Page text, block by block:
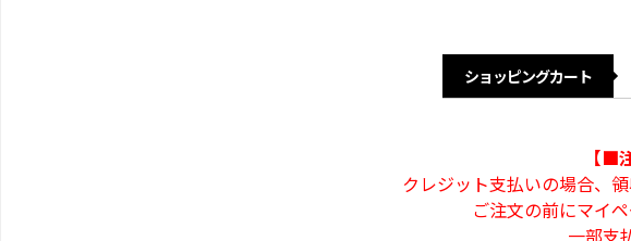
ショッピングカート
【■
クレジット支払いの場合、
ご注文の前にマイ
一部支